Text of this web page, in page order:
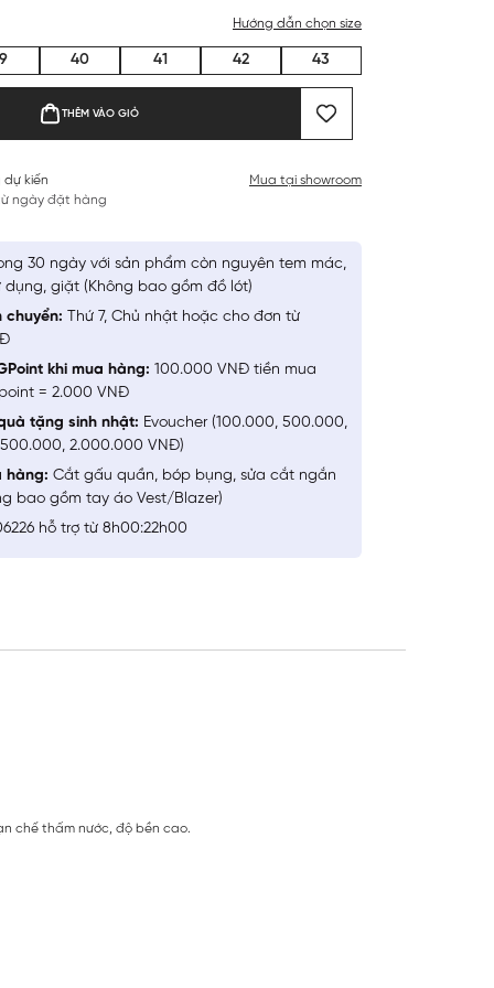
Hướng dẫn chọn size
40 41 42 43
THÊM VÀO GIỎ
dự kiến
ngày đặt hàng
Mua tại showroom
30 ngày với sản phẩm còn nguyên tem mác,
dụng, giặt (Không bao gồm đồ lót)
chuyển: Thứ 7, Chủ nhật hoặc cho đơn từ
khi mua hàng: 100.000 VNĐ tiền mua
= 2.000 VNĐ
tặng sinh nhật: Evoucher (100.000, 500.000,
2.000.000 VNĐ)
hàng: Cắt gấu quần, bóp bụng, sửa cắt ngắn
bao gồm tay áo Vest/Blazer)
hỗ trợ từ 8h00:22h00
chế thấm nước, độ bền cao.